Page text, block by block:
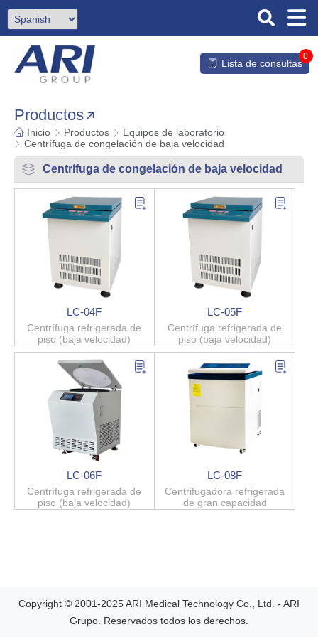
Lista de consultas
0
Productos
Inicio Productos
Equipos de laboratorio
Centrífuga de congelación de baja velocidad
Centrífuga de congelación de baja velocidad
LC-04F
Centrífuga refrigerada de
piso (baja velocidad)
LC-05F
Centrífuga refrigerada de
piso (baja velocidad)
LC-06F
Centrífuga refrigerada de
piso (baja velocidad)
LC-08F
Centrifugadora refrigerada
de gran capacidad
Copyright © 2001-2025 ARI Medical Technology Co., Ltd. - ARI
Grupo. Reservados todos los derechos.